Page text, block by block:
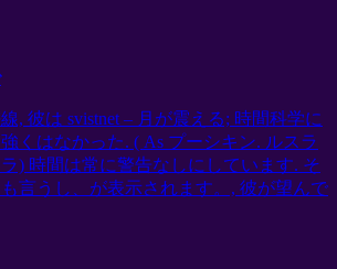
, 彼は svistnet – 月が震える; 時間科学に
くはなかった. ( As プーシキン. ルスラ
) 時間は常に警告なしにしています. そ
言うし、が表示されます。, 彼が望んで